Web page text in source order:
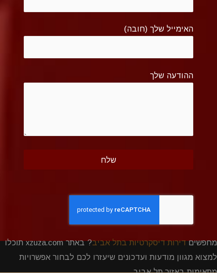
האימייל שלך (חובה)
ההודעה שלך
מחפשיםדירות דיסקרטיות בתל אביב
? באתר xzuza.com תוכלו
למצוא מגוון מודעות ועדכונים שיעזרו לכם לבחור אפשרויות